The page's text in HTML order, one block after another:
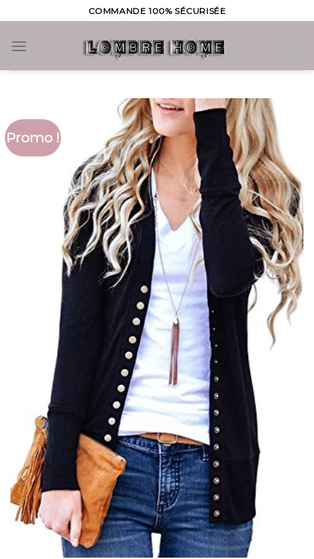
to
content
COMMANDE 100% SÉCURISÉE
Promo !